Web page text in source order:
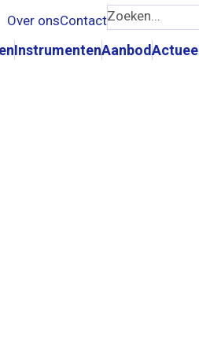
InstrumentenAanbodActueel
Over onsContactZoeken...